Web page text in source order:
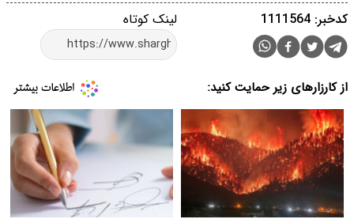
لینک کوتاه کدخبر: 1111564
از کارزارهای زیر حمایت کنید: